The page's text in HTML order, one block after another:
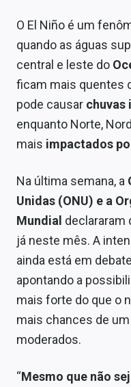
Contato
O El Niño é um
quando as águas
central e leste do
ficam mais quentes
pode causar chuvas
enquanto Norte,
mais impactados
Na última semana, a
Unidas (ONU) e a
Mundial declararam
já neste mês. A
ainda está em
apontando a
mais forte do que o
mais chances de
moderados.
“Mesmo que não